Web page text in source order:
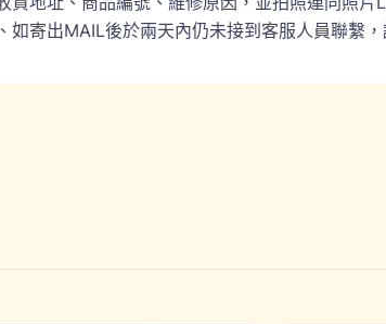
寄出MAIL後於兩天內仍未接到客服人員聯繫，